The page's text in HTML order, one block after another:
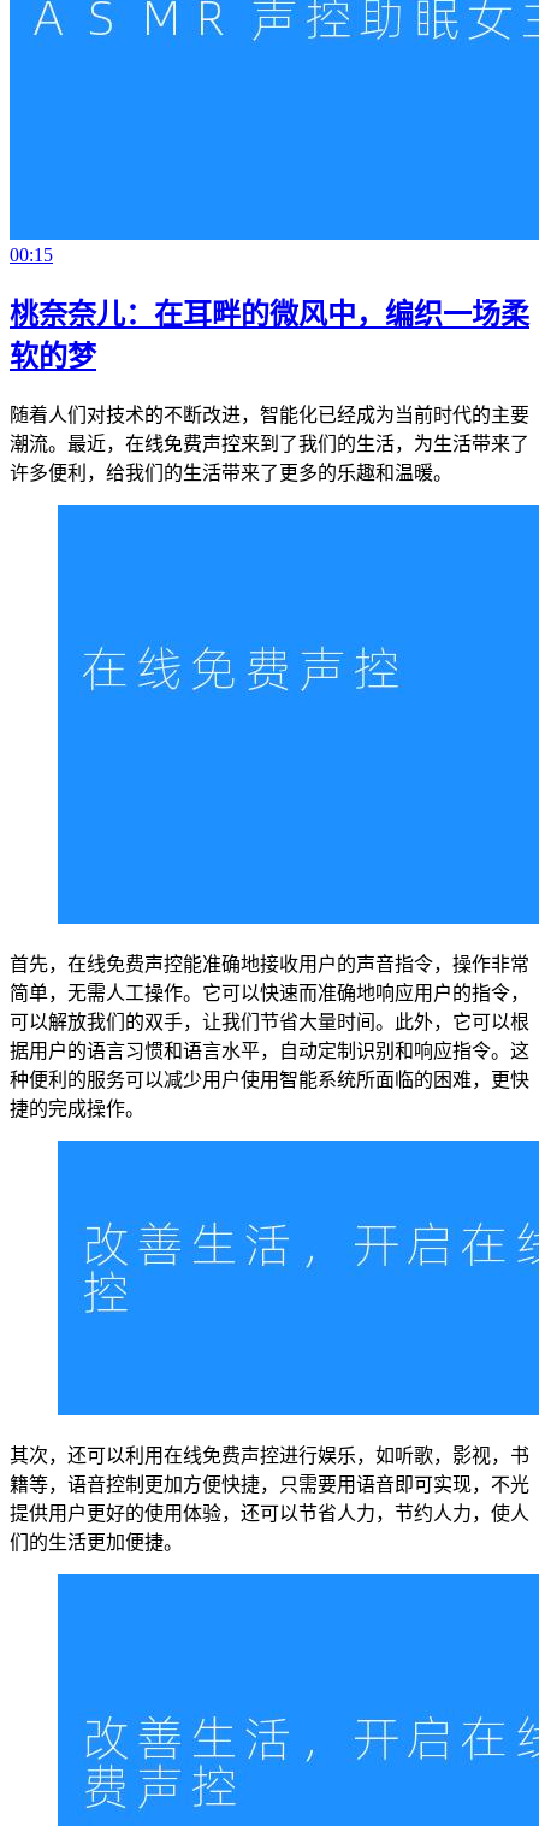
00:15
桃奈奈儿：在耳畔的微风中，编织一场柔
软的梦
随着人们对技术的不断改进，智能化已经成为当前时代的主要
潮流。最近，在线免费声控来到了我们的生活，为生活带来了
许多便利，给我们的生活带来了更多的乐趣和温暖。
首先，在线免费声控能准确地接收用户的声音指令，操作非常
简单，无需人工操作。它可以快速而准确地响应用户的指令，
可以解放我们的双手，让我们节省大量时间。此外，它可以根
据用户的语言习惯和语言水平，自动定制识别和响应指令。这
种便利的服务可以减少用户使用智能系统所面临的困难，更快
捷的完成操作。
其次，还可以利用在线免费声控进行娱乐，如听歌，影视，书
籍等，语音控制更加方便快捷，只需要用语音即可实现，不光
提供用户更好的使用体验，还可以节省人力，节约人力，使人
们的生活更加便捷。